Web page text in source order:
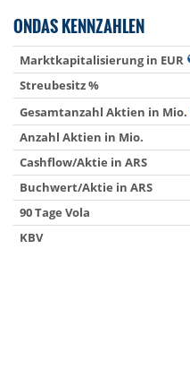
ONDAS KENNZAHLEN
Marktkapitalisierung in EUR
Streubesitz %
Gesamtanzahl Aktien in Mio.
Anzahl Aktien in Mio.
Cashflow/Aktie in ARS
Buchwert/Aktie in ARS
90 Tage Vola
KBV